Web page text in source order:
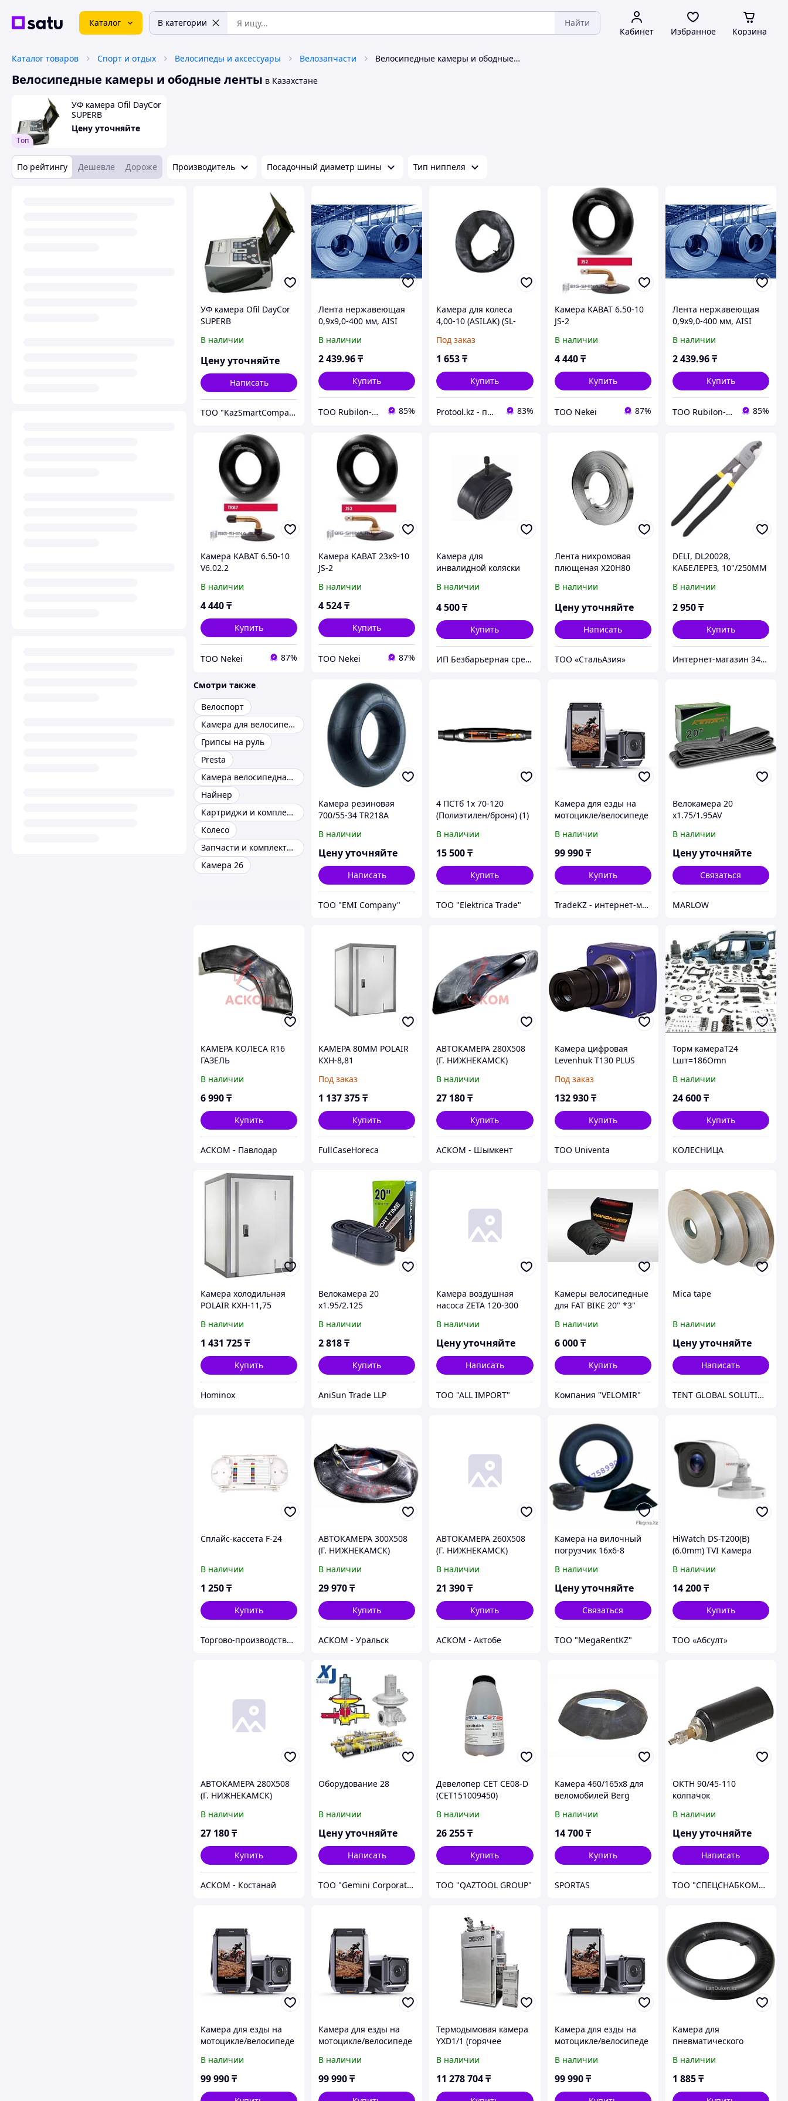
Каталог В категории Найти
Кабинет Избранное Корзина
Каталог товаров Спорт и отдых Велосипеды и аксессуары Велозапчасти Велосипедные камеры и ободные ленты
Велосипедные камеры и ободные ленты в Казахстане
Tоп
УФ камера Ofil DayCor
SUPERB
Цену уточняйте
По рейтингу Дешевле Дороже Производитель Посадочный диаметр шины Тип ниппеля
УФ камера Ofil DayCor
SUPERB
В наличии
Цену уточняйте
Написать
ТОО "KazSmartCompany"
Лента нержавеющая
0,9х9,0-400 мм, AISI
мягкая
В наличии
2 439.96₸
Купить
ТОО Rubilon-поставщик №1 85%
Камера для колеса
4,00-10 (ASILAK) (SL-
Под заказ
1 653₸
Купить
Protool.kz - продажа электроинструмента, ручные строительные и садовые инструменты 83%
Камера KABAT 6.50-10
JS-2
В наличии
4 440 ₸
Купить
ТОО Nekei 87%
Лента нержавеющая
0,9х9,0-400 мм, AISI
нагартованная
В наличии
2 439.96₸
Купить
ТОО Rubilon-поставщик №1 85%
Камера KABAT 6.50-10
V6.02.2
В наличии
4 440₸
Купить
ТОО Nekei 87%
Камера KABAT 23x9-10
JS-2
В наличии
4 524₸
Купить
ТОО Nekei 87%
Камера для
инвалидной коляски
В наличии
4 500₸
Купить
ИП Безбарьерная среда
Лента нихромовая
плющеная Х20Н80
3223-81
В наличии
Цену уточняйте
Написать
ТОО «СтальАзия»
DELI, DL20028,
КАБЕЛЕРЕЗ, 10"/250ММ
В наличии
2 950₸
Купить
Интернет-магазин 345.kz
Смотри также
Велоспорт
Камера для велосипеда
Грипсы на руль
Presta
Камера велосипедная 29
Найнер
Картриджи и комплектующие
Колесо
Запчасти и комплектующие
Камера 26
Камера резиновая
700/55-34 TR218A
В наличии
Цену уточняйте
Написать
ТОО "EMI Company"
4 ПСТб 1х 70-120
(Полиэтилен/броня) (1)
В наличии
15 500₸
Купить
ТОО "Elektrica Trade"
Камера для езды на
мотоцикле/велосипеде
В наличии
99 990 ₸
Купить
TradeKZ - интернет-магазин
Велокамера 20
х1.75/1.95AV
В наличии
Цену уточняйте
Связаться
MARLOW
КАМЕРА КОЛЕСА R16
ГАЗЕЛЬ
В наличии
6 990₸
Купить
АСКОМ - Павлодар
КАМЕРА 80ММ POLAIR
КХН-8,81
Под заказ
1 137 375₸
Купить
FullCaseHoreca
АВТОКАМЕРА 280Х508
(Г. НИЖНЕКАМСК)
В наличии
27 180₸
Купить
АСКОМ - Шымкент
Камера цифровая
Levenhuk T130 PLUS
Под заказ
132 930 ₸
Купить
ТОО Univenta
Торм камераT24
Lшт=186Omn
KAMAZ,PAZ,Bogdan,
Novtrak,Tonar,Bezema
В наличии
24 600₸
Купить
КОЛЕСНИЦА
Камера холодильная
POLAIR КХН-11,75
В наличии
1 431 725₸
Купить
Hominox
Велокамера 20
х1.95/2.125
В наличии
2 818₸
Купить
AniSun Trade LLP
Камера воздушная
насоса ZETA 120-300
- 603129, UDOR S.p.A.
В наличии
Цену уточняйте
Написать
TOO "ALL IMPORT"
Камеры велосипедные
для FAT BIKE 20" *3"
В наличии
6 000 ₸
Купить
Компания "VELOMIR"
Mica tape
В наличии
Цену уточняйте
Написать
TENT GLOBAL SOLUTION
Сплайс-кассета F-24
В наличии
1 250₸
Купить
Торгово-производственная компания "АЛЬЯНС"
АВТОКАМЕРА 300Х508
(Г. НИЖНЕКАМСК)
В наличии
29 970₸
Купить
АСКОМ - Уральск
АВТОКАМЕРА 260Х508
(Г. НИЖНЕКАМСК)
В наличии
21 390₸
Купить
АСКОМ - Актобе
Камера на вилочный
погрузчик 16x6-8
В наличии
Цену уточняйте
Связаться
ТОО "MegaRentKZ"
HiWatch DS-T200(B)
(6.0mm) TVI Камера
В наличии
14 200₸
Купить
ТОО «Абсулт»
АВТОКАМЕРА 280Х508
(Г. НИЖНЕКАМСК)
В наличии
27 180₸
Купить
АСКОМ - Костанай
Оборудование 28
В наличии
Цену уточняйте
Написать
TOO "Gemini Corporation"
Девелопер CET CE08-D
(CET151009450)
В наличии
26 255₸
Купить
TOO "QAZTOOL GROUP"
Камера 460/165х8 для
веломобилей Berg
В наличии
14 700 ₸
Купить
SPORTAS
ОКТН 90/45-110
колпачок
ниппелем
В наличии
Цену уточняйте
Написать
ТОО "СПЕЦСНАБКОМПЛЕКТ-Т"
Камера для езды на
мотоцикле/велосипеде
В наличии
99 990₸
Камера для езды на
мотоцикле/велосипеде
В наличии
99 990₸
Термодымовая камера
YXD1/1 (горячее
В наличии
11 278 704₸
Камера для езды на
мотоцикле/велосипеде
В наличии
99 990 ₸
Камера для
пневматического
PALISAD 68955 (002)
В наличии
1 885₸